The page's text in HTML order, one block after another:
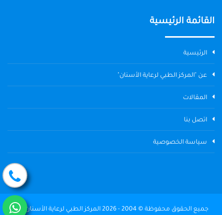
القائمة الرئيسية
الرئيسية
عن "المركز الطبي لرعاية الأسنان"
المقالات
اتصل بنا
سياسة الخصوصية
جميع الحقوق محفوظة © 2004 - 2026 المركز الطبي لرعاية الأسنان The